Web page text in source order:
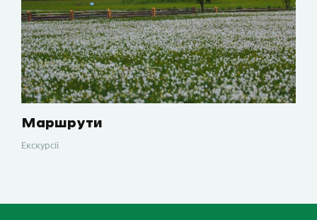
Маршрути
Екскурсії